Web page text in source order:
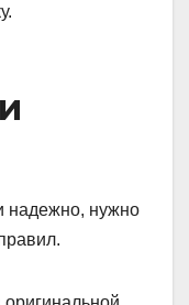
надежно, нужно